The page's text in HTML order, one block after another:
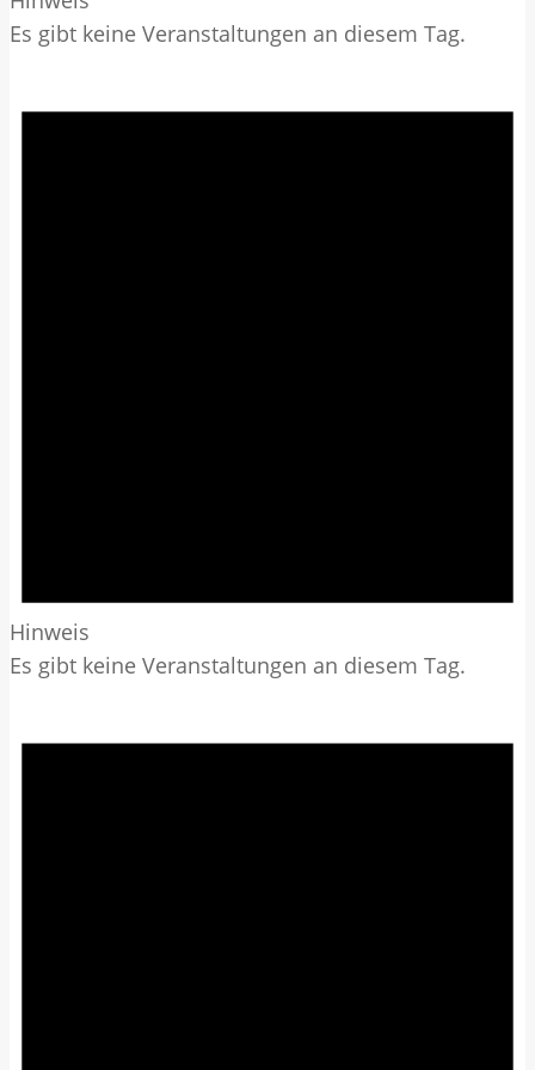
Es gibt keine Veranstaltungen an diesem Tag.
Hinweis
Es gibt keine Veranstaltungen an diesem Tag.